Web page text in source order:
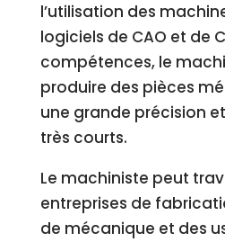
l’utilisation des
logiciels de CAO et de
compétences, le
produire des pièces
une grande précision
très courts.
Le machiniste peut
entreprises de
de mécanique et des